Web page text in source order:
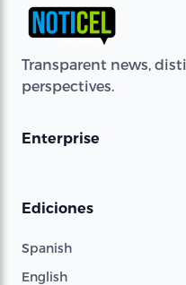
Transparent news,
perspectives.
Enterprise
Ediciones
Spanish
English